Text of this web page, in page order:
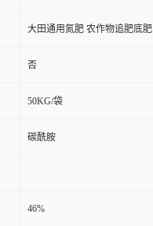
大田通用氮肥 农作物追肥底肥
否
50KG/袋
碳酰胺
46%